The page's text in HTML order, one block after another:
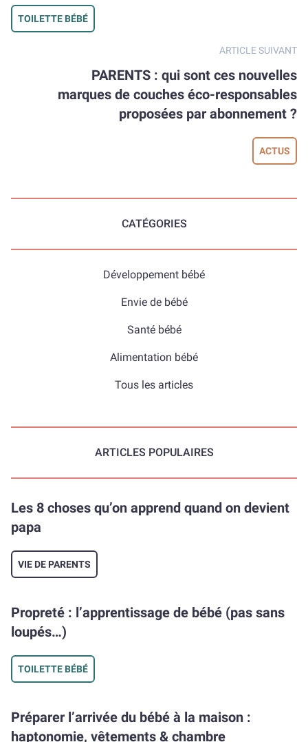
TOILETTE BÉBÉ
ARTICLE SUIVANT
PARENTS : qui sont ces nouvelles
marques de couches éco-responsables
proposées par abonnement ?
ACTUS
CATÉGORIES
Développement bébé
Envie de bébé
Santé bébé
Alimentation bébé
Tous les articles
ARTICLES POPULAIRES
Les 8 choses qu’on apprend quand on devient
papa
VIE DE PARENTS
Propreté : l’apprentissage de bébé (pas sans
loupés…)
TOILETTE BÉBÉ
Préparer l’arrivée du bébé à la maison :
haptonomie, vêtements & chambre